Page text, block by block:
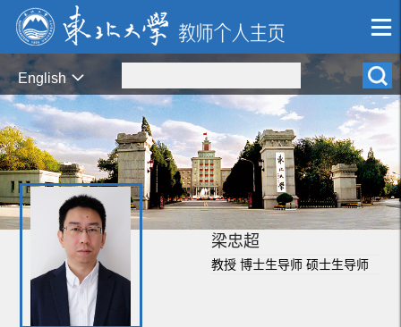
English
梁忠超
教授 博士生导师 硕士生导师